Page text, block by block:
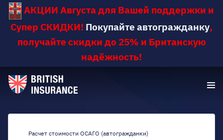
АКЦИИ Августа для Вашей поддержки и
Супер СКИДКИ! Покупайте автогражданку,
получайте скидки до 25% и Британскую
надёжность!
Расчет стоимости ОСАГО (автогражданки)